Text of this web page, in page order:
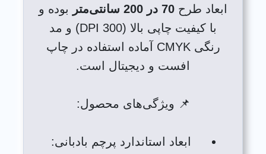
ابعاد طرح 70 در 200 سانتی‌متر
بوده و
با کیفیت چاپی بالا (300 DPI) و مد
رنگی CMYK آماده استفاده در چاپ
افست و دیجیتال است.
📌 ویژگی‌های محصول:
ابعاد استاندارد پرچم بادبانی: